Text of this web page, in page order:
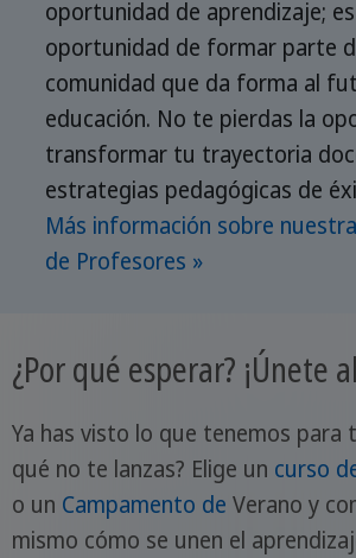
oportunidad de aprendizaje;
oportunidad de formar parte
comunidad que da forma al
educación. No te pierdas la
transformar tu trayectoria
estrategias pedagógicas de
Más información sobre
de Profesores »
¿Por qué esperar? ¡Únete
Ya has visto lo que tenemos para
qué no te lanzas? Elige un curso
o un Campamento de Verano y
mismo cómo se unen el